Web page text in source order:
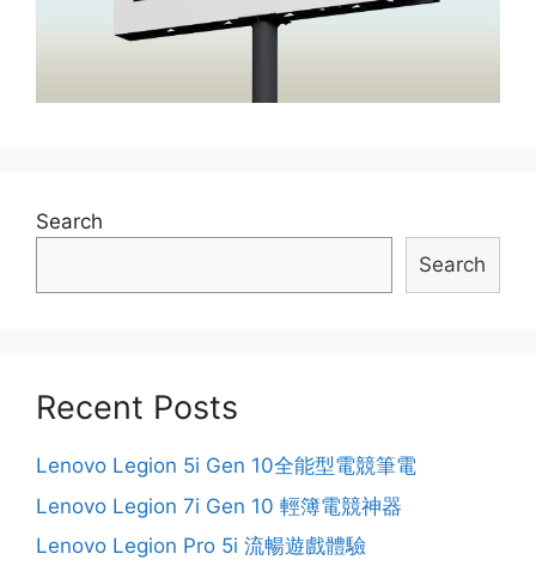
Search
Search
Recent Posts
Lenovo Legion 5i Gen 10全能型電競筆電
Lenovo Legion 7i Gen 10 輕簿電競神器
Lenovo Legion Pro 5i 流暢遊戲體驗